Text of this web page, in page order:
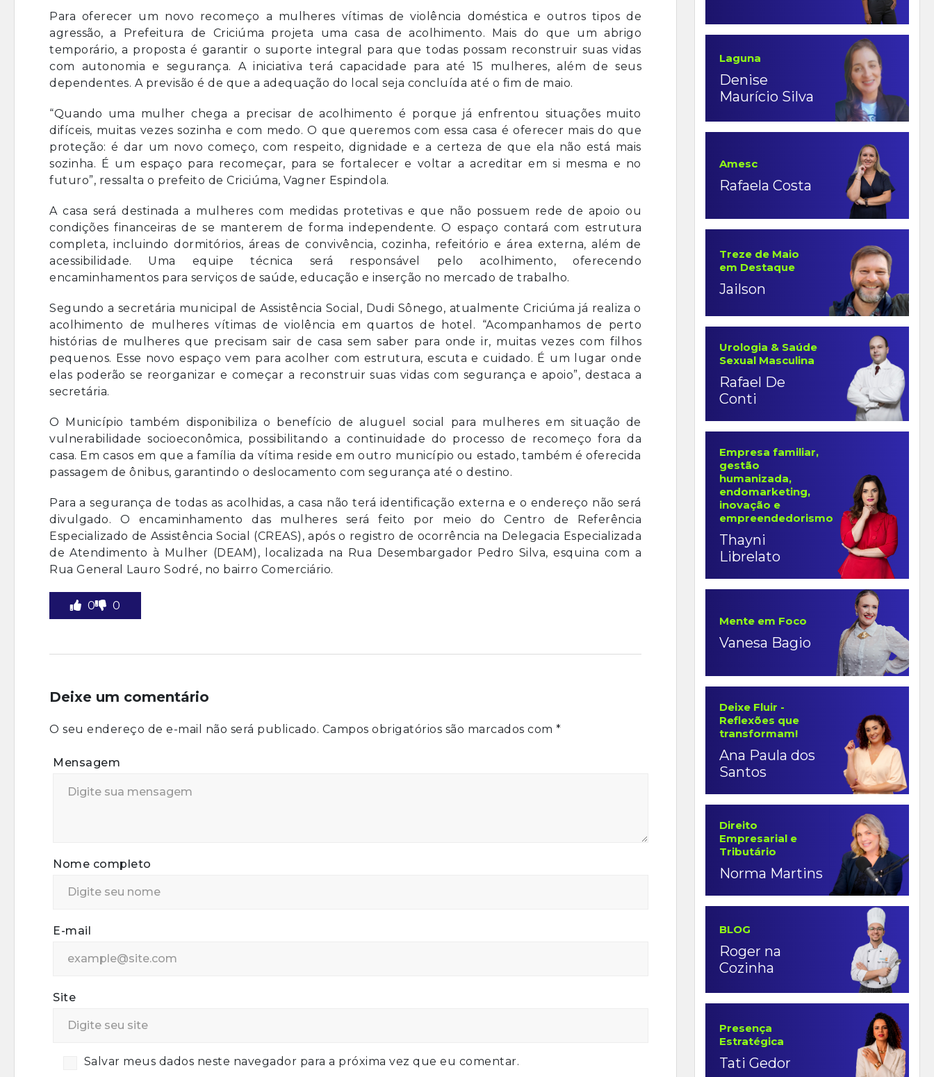
Para oferecer um novo recomeço a mulheres vítimas de violência doméstica e outros tipos de
agressão, a Prefeitura de Criciúma projeta uma casa de acolhimento. Mais do que um abrigo
temporário, a proposta é garantir o suporte integral para que todas possam reconstruir suas vidas
com autonomia e segurança. A iniciativa terá capacidade para até 15 mulheres, além de seus
dependentes. A previsão é de que a adequação do local seja concluída até o fim de maio.
“Quando uma mulher chega a precisar de acolhimento é porque já enfrentou situações muito
difíceis, muitas vezes sozinha e com medo. O que queremos com essa casa é oferecer mais do que
proteção: é dar um novo começo, com respeito, dignidade e a certeza de que ela não está mais
sozinha. É um espaço para recomeçar, para se fortalecer e voltar a acreditar em si mesma e no
futuro”, ressalta o prefeito de Criciúma, Vagner Espindola.
A casa será destinada a mulheres com medidas protetivas e que não possuem rede de apoio ou
condições financeiras de se manterem de forma independente. O espaço contará com estrutura
completa, incluindo dormitórios, áreas de convivência, cozinha, refeitório e área externa, além de
acessibilidade. Uma equipe técnica será responsável pelo acolhimento, oferecendo
encaminhamentos para serviços de saúde, educação e inserção no mercado de trabalho.
Segundo a secretária municipal de Assistência Social, Dudi Sônego, atualmente Criciúma já realiza o
acolhimento de mulheres vítimas de violência em quartos de hotel. “Acompanhamos de perto
histórias de mulheres que precisam sair de casa sem saber para onde ir, muitas vezes com filhos
pequenos. Esse novo espaço vem para acolher com estrutura, escuta e cuidado. É um lugar onde
elas poderão se reorganizar e começar a reconstruir suas vidas com segurança e apoio”, destaca a
secretária.
O Município também disponibiliza o benefício de aluguel social para mulheres em situação de
vulnerabilidade socioeconômica, possibilitando a continuidade do processo de recomeço fora da
casa. Em casos em que a família da vítima reside em outro município ou estado, também é oferecida
passagem de ônibus, garantindo o deslocamento com segurança até o destino.
Para a segurança de todas as acolhidas, a casa não terá identificação externa e o endereço não será
divulgado. O encaminhamento das mulheres será feito por meio do Centro de Referência
Especializado de Assistência Social (CREAS), após o registro de ocorrência na Delegacia Especializada
de Atendimento à Mulher (DEAM), localizada na Rua Desembargador Pedro Silva, esquina com a
Rua General Lauro Sodré, no bairro Comerciário.
0 0
Deixe um comentário
O seu endereço de e-mail não será publicado. Campos obrigatórios são marcados com *
Mensagem
Nome completo
E-mail
Site
Salvar meus dados neste navegador para a próxima vez que eu comentar.
Laguna
Denise
Maurício Silva
Amesc
Rafaela Costa
Treze de Maio
em Destaque
Jailson
Urologia & Saúde
Sexual Masculina
Rafael De
Conti
Empresa familiar,
gestão
humanizada,
endomarketing,
inovação e
empreendedorismo
Thayni
Librelato
Mente em Foco
Vanesa Bagio
Deixe Fluir -
Reflexões que
transformam!
Ana Paula dos
Santos
Direito
Empresarial e
Tributário
Norma Martins
BLOG
Roger na
Cozinha
Presença
Estratégica
Tati Gedor